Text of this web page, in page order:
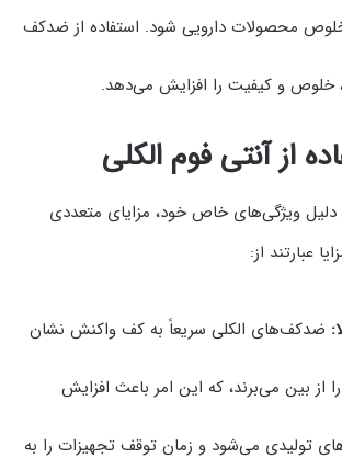
محصولات دارویی شود. استفاده از ضدکف
خلوص و کیفیت را افزایش می‌دهد.
از آنتی فوم الکلی
ویژگی‌های خاص خود، مزایای متعددی
عبارتند از:
ضدکف‌های الکلی سریعاً به کف واکنش نشان
از بین می‌برند، که این امر باعث افزایش
تولیدی می‌شود و زمان توقف تجهیزات را به